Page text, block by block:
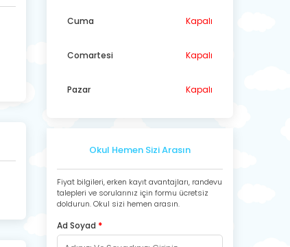
Cuma Kapalı
Comartesi Kapalı
Pazar Kapalı
Okul Hemen Sizi Arasın
Fiyat bilgileri, erken kayıt avantajları, randevu
talepleri ve sorularınız için formu ücretsiz
doldurun. Okul sizi hemen arasın.
Ad Soyad *